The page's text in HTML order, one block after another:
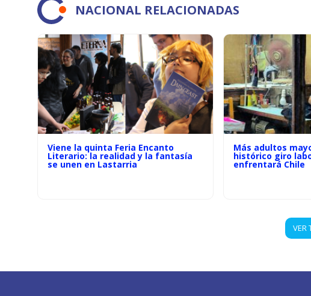
NACIONAL RELACIONADAS
Viene la quinta Feria Encanto
Literario: la realidad y la fantasía
se unen en Lastarria
Más adultos
histórico giro
enfrentará Chile
VER